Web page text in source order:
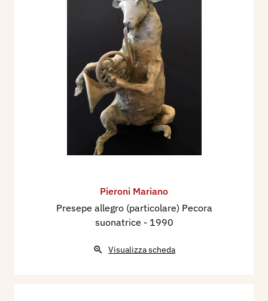
Pieroni Mariano
Presepe allegro (particolare) Pecora
suonatrice - 1990
Visualizza scheda